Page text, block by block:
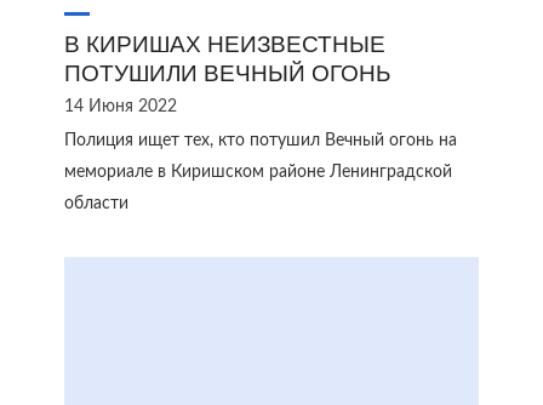
В КИРИШАХ НЕИЗВЕСТНЫЕ
ПОТУШИЛИ ВЕЧНЫЙ ОГОНЬ
14 Июня 2022
Полиция ищет тех, кто потушил Вечный огонь на
мемориале в Киришском районе Ленинградской
области